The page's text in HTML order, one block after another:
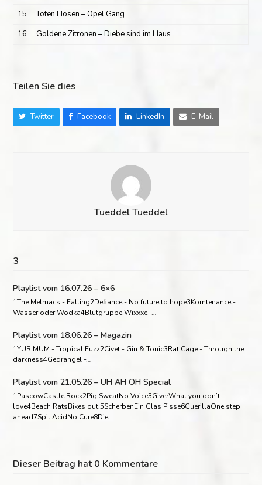
15
Toten Hosen – Opel Gang
16
Goldene Zitronen – Diebe sind im Haus
Teilen Sie dies
Twitter Facebook LinkedIn E-Mail
Tueddel Tueddel
3
Playlist vom 16.07.26 – 6×6
1The Melmacs - Falling2Defiance - No future to hope3Korntenance -
Wasser oder Wodka4Blutgruppe Wixxxe -…
Playlist vom 18.06.26 – Magazin
1YUR MUM - Tropical Fuzz2Civet - Gin & Tonic3Rat Cage - Through the
darkness4Gedrängel -…
Playlist vom 21.05.26 – UH AH OH Special
1PascowCastle Rock2Pig SweatNo Voice3GiverWhat you don’t
love4Beach RatsBikes out!5ScherbenEin Glas Pisse6GuerillaOne step
ahead7Spit AcidNo Cure8Die…
Dieser Beitrag hat 0 Kommentare